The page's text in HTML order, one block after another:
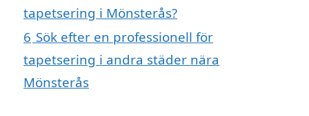
tapetsering i Mönsterås?
6 Sök efter en professionell för
tapetsering i andra städer nära
Mönsterås